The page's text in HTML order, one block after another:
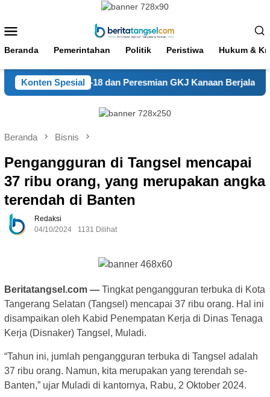
konten
Mobile
Beranda Pemerintahan Politik Peristiwa Hukum &
Konten Spesial
HUT ke-18 dan Peresmian GKJ Kanaan Berjalan Aman
Beranda Bisnis
Pengangguran di Tangsel mencapai
37 ribu orang, yang merupakan angka
terendah di Banten
Redaksi
04/10/2024
1131 Dilihat
Beritatangsel.com — Tingkat pengangguran terbuka di Kota
Tangerang Selatan (Tangsel) mencapai 37 ribu orang. Hal ini
disampaikan oleh Kabid Penempatan Kerja di Dinas Tenaga
Kerja (Disnaker) Tangsel, Muladi.
“Tahun ini, jumlah pengangguran terbuka di Tangsel adalah
37 ribu orang. Namun, kita merupakan yang terendah se-
Banten,” ujar Muladi di kantornya, Rabu, 2 Oktober 2024.